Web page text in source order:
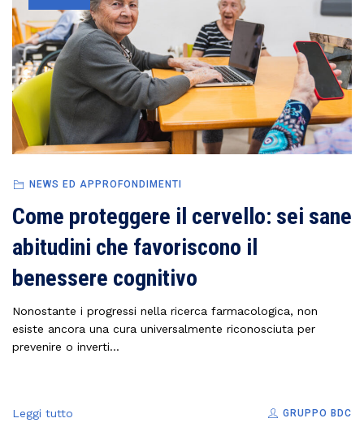
NEWS ED APPROFONDIMENTI
Come proteggere il cervello: sei sane
abitudini che favoriscono il
benessere cognitivo
Nonostante i progressi nella ricerca farmacologica, non
esiste ancora una cura universalmente riconosciuta per
prevenire o inverti...
Leggi tutto GRUPPO BDC